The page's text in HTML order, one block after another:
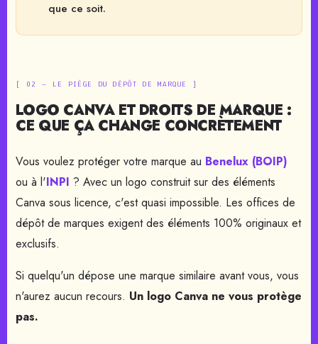
que ce soit.
[ 02 — LE PIÈGE DU DÉPÔT DE MARQUE ]
LOGO CANVA ET DROITS DE MARQUE :
CE QUE ÇA CHANGE CONCRÈTEMENT
Vous voulez protéger votre marque au Benelux (BOIP)
ou à l'INPI ? Avec un logo construit sur des éléments
Canva sous licence, c'est quasi impossible. Les offices de
dépôt de marques exigent des éléments 100% originaux et
exclusifs.
Si quelqu'un dépose une marque similaire avant vous, vous
n'aurez aucun recours. Un logo Canva ne vous protège
pas.